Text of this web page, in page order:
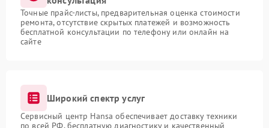
Точные прайс-листы, предварительная оценка стоимости
ремонта, отсутствие скрытых платежей и возможность
бесплатной консультации по телефону или онлайн на
сайте
Широкий спектр услуг
Сервисный центр Hansa обеспечивает доставку техники
по всей РФ, бесплатную диагностику и качественный